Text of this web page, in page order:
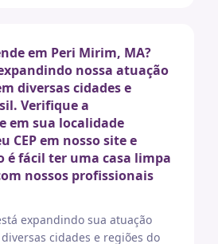
em Peri Mirim, MA?
nossa atuação
diversas cidades e
Verifique a
em sua localidade
CEP em nosso site e
é fácil ter uma casa limpa
nossos profissionais
expandindo sua atuação
cidades e regiões do